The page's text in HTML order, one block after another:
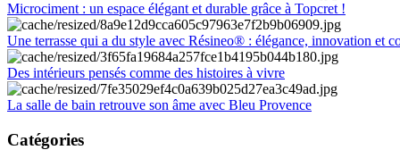
Microciment : un espace élégant et durable grâce à Topcret !
Une terrasse qui a du style avec Résineo® : élégance, innovation et
Des intérieurs pensés comme des histoires à vivre
La salle de bain retrouve son âme avec Bleu Provence
Catégories